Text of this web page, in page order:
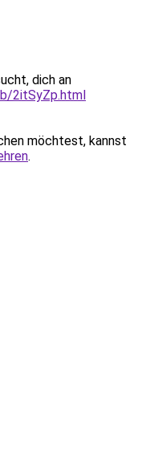
dich an
2itSyZp.html
möchtest, kannst
.